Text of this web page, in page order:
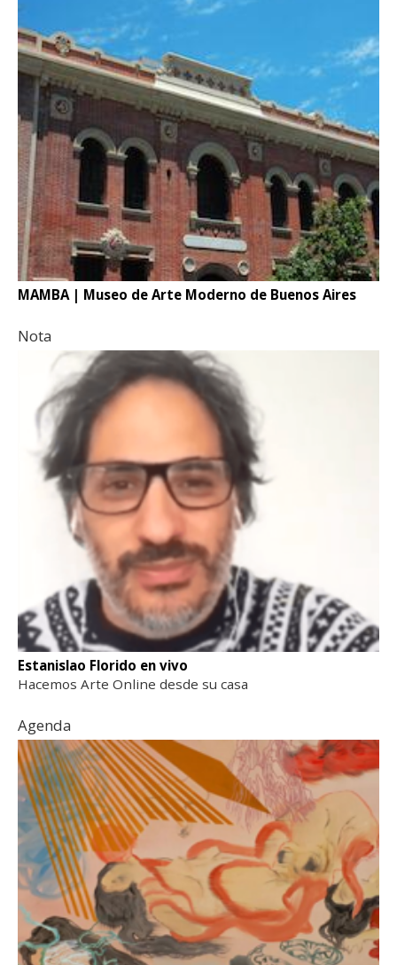
MAMBA | Museo de Arte Moderno de Buenos Aires
Nota
Estanislao Florido en vivo
Hacemos Arte Online desde su casa
Agenda